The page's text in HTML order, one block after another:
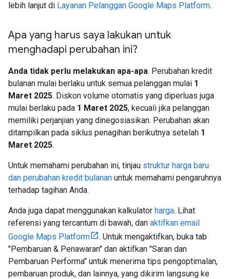
lebih lanjut di Layanan Pelanggan Google Maps Platform.
Apa yang harus saya lakukan untuk
menghadapi perubahan ini?
Anda tidak perlu melakukan apa-apa. Perubahan kredit
bulanan mulai berlaku untuk semua pelanggan mulai 1
Maret 2025. Diskon volume otomatis yang diperluas juga
mulai berlaku pada 1 Maret 2025, kecuali jika pelanggan
memiliki perjanjian yang dinegosiasikan. Perubahan akan
ditampilkan pada siklus penagihan berikutnya setelah 1
Maret 2025.
Untuk memahami perubahan ini, tinjau struktur harga baru
dan perubahan kredit bulanan untuk memahami pengaruhnya
terhadap tagihan Anda.
Anda juga dapat menggunakan kalkulator harga. Lihat
referensi yang tercantum di bawah, dan aktifkan email
Google Maps Platform
. Untuk mengaktifkan, buka tab
"Pembaruan & Penawaran" dan aktifkan "Saran dan
Pembaruan Performa" untuk menerima tips pengoptimalan,
pembaruan produk, dan lainnya, yang dikirim langsung ke